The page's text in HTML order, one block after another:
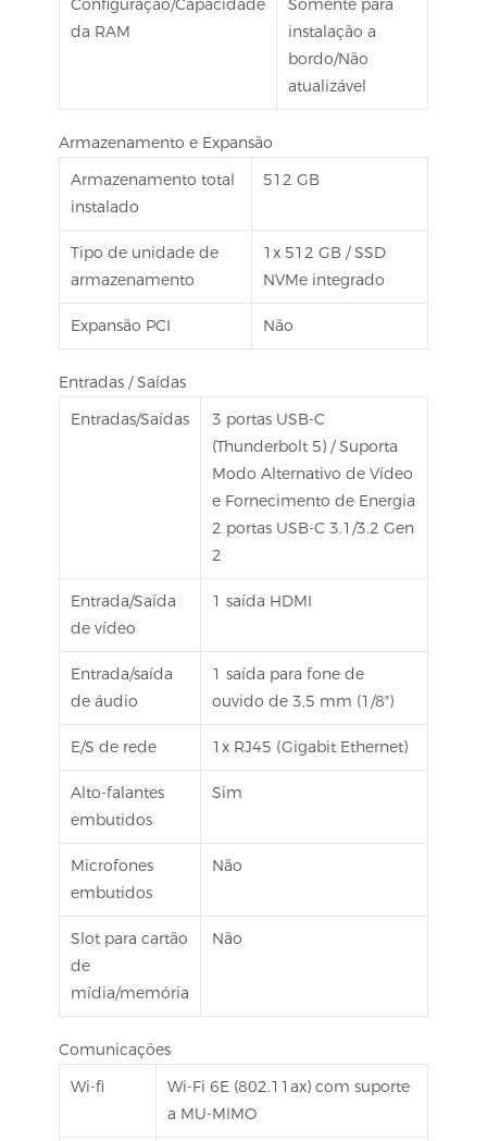
Configuração/Capacidade
da RAM
Somente para
instalação a
bordo/Não
atualizável
Armazenamento e Expansão
Armazenamento total
instalado
512 GB
Tipo de unidade de
armazenamento
1x 512 GB / SSD
NVMe integrado
Expansão PCI Não
Entradas / Saídas
Entradas/Saídas
3 portas USB-C
(Thunderbolt 5) / Suporta
Modo Alternativo de Vídeo
e Fornecimento de Energia
2 portas USB-C 3.1/3.2 Gen
2
Entrada/Saída
de vídeo
1 saída HDMI
Entrada/saída
de áudio
1 saída para fone de
ouvido de 3,5 mm (1/8″)
E/S de rede 1x RJ45 (Gigabit Ethernet)
Alto-falantes
embutidos
Sim
Microfones
embutidos
Não
Slot para cartão
de
mídia/memória
Não
Comunicações
Wi-fi
Wi-Fi 6E (802.11ax) com suporte
a MU-MIMO